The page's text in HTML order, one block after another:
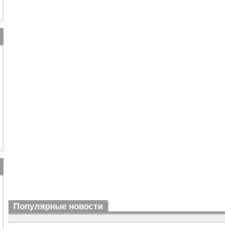
Популярные новости